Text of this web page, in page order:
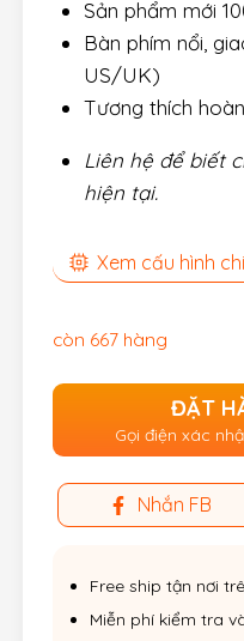
Sản phẩm mới
Bàn phím nổi,
US/UK)
Tương thích
Liên hệ để biết
hiện tại.
Xem cấu hình
còn 667 hàng
ĐẶT
Gọi điện xác
Nhắn FB
Free ship tận nơi
Miễn phí kiểm tra